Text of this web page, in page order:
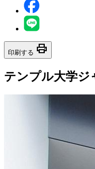
印刷する print
テンプル大学ジ